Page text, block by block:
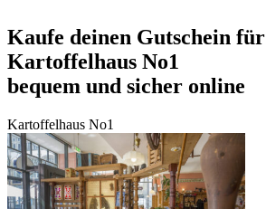
Kaufe deinen Gutschein für
Kartoffelhaus No1
bequem und sicher online
Kartoffelhaus No1